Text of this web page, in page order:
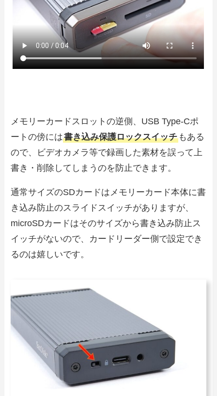
メモリーカードスロットの逆側、USB Type-Cポ
ートの傍には書き込み保護ロックスイッチ もある
ので、ビデオカメラ等で録画した素材を誤って上
書き・削除してしまうのを防止できます。
通常サイズのSDカードはメモリーカード本体に書
き込み防止のスライドスイッチがありますが、
microSDカードはそのサイズから書き込み防止ス
イッチがないので、カードリーダー側で設定でき
るのは嬉しいです。